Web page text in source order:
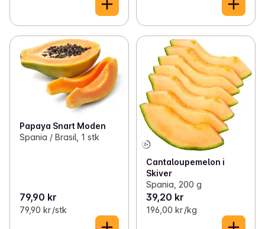
Papaya Snart Moden
Spania / Brasil, 1 stk
79,90 kr
79,90 kr /stk
Cantaloupemelon i
Skiver
Spania, 200 g
39,20 kr
196,00 kr /kg